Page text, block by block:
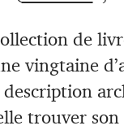
de
vingtaine
trouver